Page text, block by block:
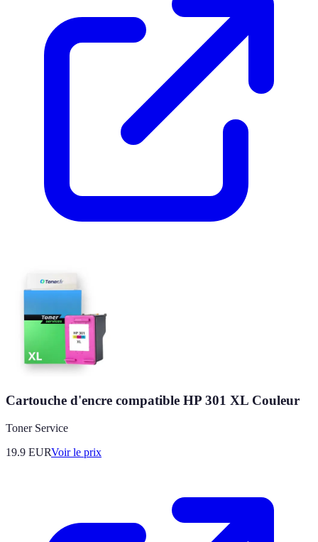
Cartouche d'encre compatible HP 301 XL Couleur
Toner Service
19.9 EURVoir le prix